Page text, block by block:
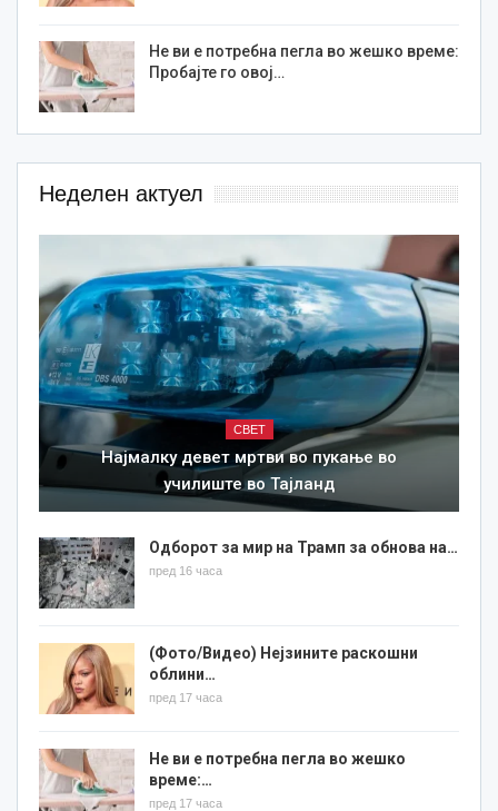
Не ви е потребна пегла во жешко време:
Пробајте го овој…
Неделен актуел
СВЕТ
Најмалку девет мртви во пукање во
училиште во Тајланд
Одборот за мир на Трамп за обнова на…
пред 16 часа
(Фото/Видео) Нејзините раскошни
облини…
пред 17 часа
Не ви е потребна пегла во жешко
време:…
пред 17 часа